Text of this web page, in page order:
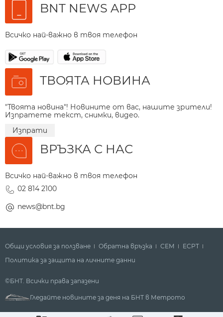
BNT NEWS APP
Всичко най-важно в твоя телефон
ТВОЯТА НОВИНА
"Твоята новина"! Новините от вас, нашите зрители!
Изпратете текст, снимки, видео.
Изпрати
ВРЪЗКА С НАС
Всичко най-важно в твоя телефон
02 814 2100
news@bnt.bg
Общи условия за ползване Обратна връзка СЕМ
ECPT
Политика за защита на личните данни
©БНТ. Всички права запазени
Гледайте новините за деня на БНТ в Метрото